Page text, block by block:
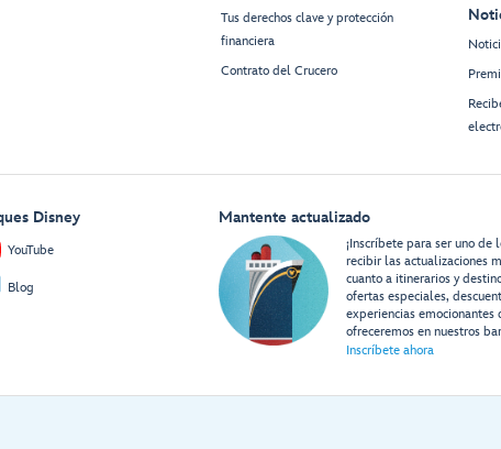
Tus derechos clave y protección
financiera
Contrato del Crucero
Disney
YouTube
Blog
Mantente actualizado
¡Inscríbete para ser uno de
recibir las actualizaciones
cuanto a itinerarios y
ofertas especiales,
experiencias emocionantes
ofreceremos en nuestros
Inscríbete ahora